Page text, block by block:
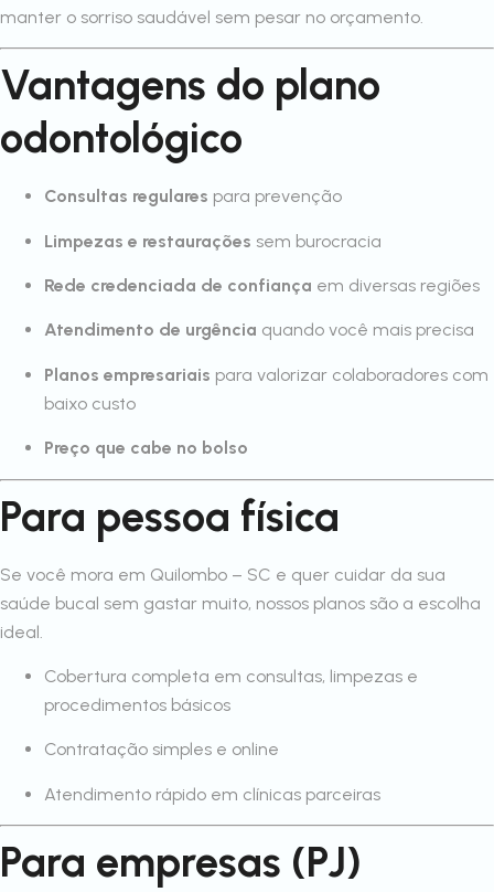
manter o sorriso saudável sem pesar no orçamento.
Vantagens do plano
odontológico
Consultas regulares para prevenção
Limpezas e restaurações sem burocracia
Rede credenciada de confiança em diversas regiões
Atendimento de urgência quando você mais precisa
Planos empresariais para valorizar colaboradores com
baixo custo
Preço que cabe no bolso
Para pessoa física
Se você mora em Quilombo – SC e quer cuidar da sua
saúde bucal sem gastar muito, nossos planos são a escolha
ideal.
Cobertura completa em consultas, limpezas e
procedimentos básicos
Contratação simples e online
Atendimento rápido em clínicas parceiras
Para empresas (PJ)